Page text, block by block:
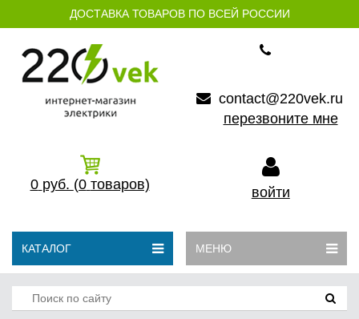
ДОСТАВКА ТОВАРОВ ПО ВСЕЙ РОССИИ
contact@220vek.ru
перезвоните мне
0 руб. (0 товаров) войти
КАТАЛОГ МЕНЮ